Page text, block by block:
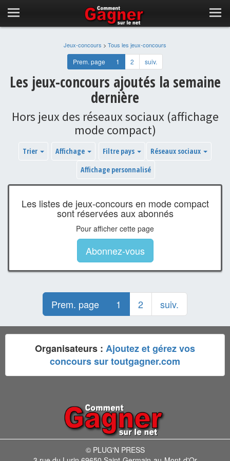
Jeux-concours > Tous les jeux-concours
Prem. page 1 2 suiv.
Les jeux-concours ajoutés la semaine
dernière
Hors jeux des réseaux sociaux (affichage
mode compact)
Trier Affichage Filtre pays
Réseaux sociaux
Affichage personnalisé
Les listes de jeux-concours en mode compact
sont réservées aux abonnés
Pour afficher cette page
Abonnez-vous
Prem. page 1 2 suiv.
Organisateurs : Ajoutez et gérez vos
concours sur toutgagner.com
© PLUG'N PRESS